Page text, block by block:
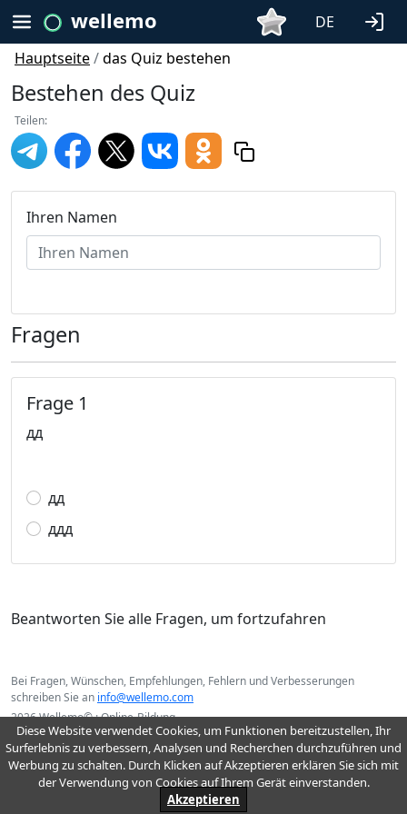
wellemo
DE
Hauptseite/das Quiz bestehen
Bestehen des Quiz
Teilen:
Ihren Namen
Fragen
Frage 1
дд
дд
ддд
Beantworten Sie alle Fragen, um fortzufahren
Bei Fragen, Wünschen, Empfehlungen, Fehlern und Verbesserungen
schreiben Sie an info@wellemo.com
2026 Wellemo© : Online-Bildung
Diese Website verwendet Cookies, um Funktionen bereitzustellen, Ihr
Surferlebnis zu verbessern, Analysen und Recherchen durchzuführen und
Werbung zu schalten. Durch Klicken auf Akzeptieren erklären Sie sich mit
der Verwendung von Cookies auf Ihrem Gerät einverstanden.
Akzeptieren